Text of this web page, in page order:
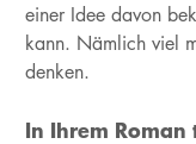
einer Idee davon
kann. Nämlich viel
denken.
In Ihrem